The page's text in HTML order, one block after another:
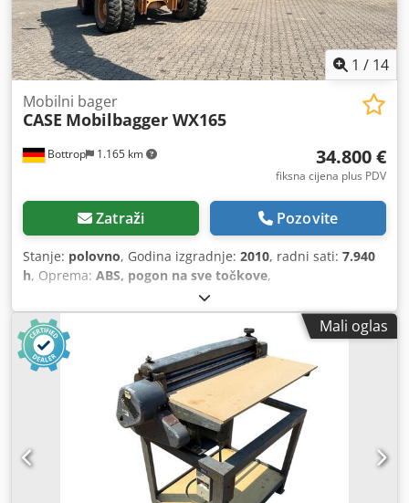
1 / 14
Bottrop 1.165 km
Mobilni bager
CASE Mobilbagger WX165
34.800 €
fiksna cijena plus PDV
Zatraži Pozovite
Stanje: polovno, Godina izgradnje: 2010, radni sati: 7.940
h, Oprema: ABS, pogon na sve točkove,
Mali oglas